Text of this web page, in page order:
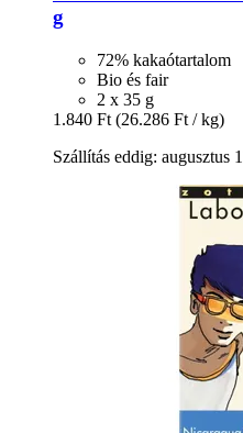
g
72% kakaótartalom
Bio és fair
2 x 35 g
1.840 Ft (26.286 Ft / kg)
Szállítás eddig: augusztus